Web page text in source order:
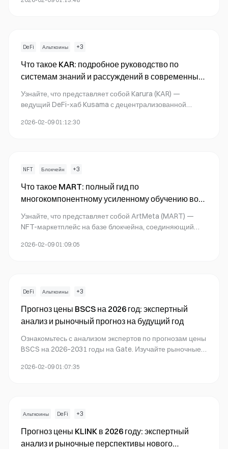
программируемые DeFi-инструменты на 17
DeFi Альткоины +3
Что такое KAR: подробное руководство по
системам знаний и рассуждений в современных
технологиях
Узнайте, что представляет собой Karura (KAR) —
ведущий DeFi-хаб Kusama с децентрализованной
Изучите токеномику, рыночные показатели и
2026-02-09 01:12:30
NFT Блокчейн +3
Что такое MART: полный гид по
многокомпонентному усиленному обучению во
времени
Узнайте, что представляет собой ArtMeta (MART) —
NFT-маркетплейс на базе блокчейна, соединяющий
Познакомьтесь с ключевыми функциями платформы,
2026-02-09 01:09:05
DeFi Альткоины +3
Прогноз цены BSCS на 2026 год: экспертный
анализ и рыночный прогноз на будущий год
Ознакомьтесь с анализом экспертов по прогнозам цены
BSCS на 2026–2031 годы на Gate. Изучайте рыночные
управления рисками для данного DeFi-токена.
2026-02-09 01:07:35
Альткоины DeFi +3
Прогноз цены KLINK в 2026 году: экспертный
анализ и рыночные перспективы нового